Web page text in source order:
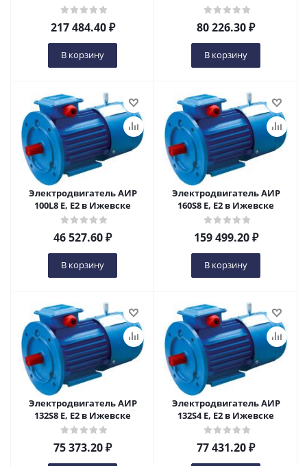
217 484.40₽
В корзину
80 226.30₽
В корзину
Электродвигатель АИР
100L8 Е, Е2 в Ижевске
46 527.60₽
В корзину
Электродвигатель АИР
160S8 Е, Е2 в Ижевске
159 499.20₽
В корзину
Электродвигатель АИР
132S8 Е, Е2 в Ижевске
75 373.20₽
Электродвигатель АИР
132S4 Е, Е2 в Ижевске
77 431.20₽